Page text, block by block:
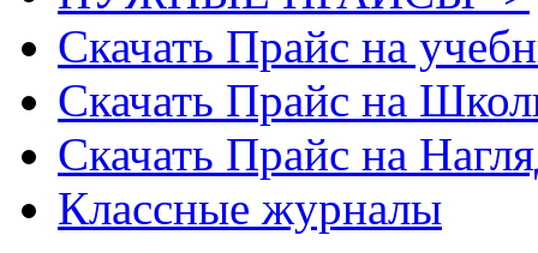
Скачать Прайс на
Скачать Прайс на
Скачать Прайс на
Классные журналы